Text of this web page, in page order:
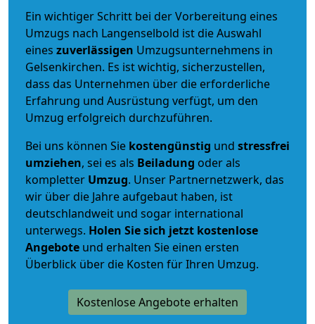
Ein wichtiger Schritt bei der Vorbereitung eines
Umzugs nach Langenselbold ist die Auswahl
eines zuverlässigen Umzugsunternehmens in
Gelsenkirchen. Es ist wichtig, sicherzustellen,
dass das Unternehmen über die erforderliche
Erfahrung und Ausrüstung verfügt, um den
Umzug erfolgreich durchzuführen.
Bei uns können Sie kostengünstig und stressfrei
umziehen, sei es als Beiladung oder als
kompletter Umzug. Unser Partnernetzwerk, das
wir über die Jahre aufgebaut haben, ist
deutschlandweit und sogar international
unterwegs. Holen Sie sich jetzt kostenlose
Angebote und erhalten Sie einen ersten
Überblick über die Kosten für Ihren Umzug.
Kostenlose Angebote erhalten